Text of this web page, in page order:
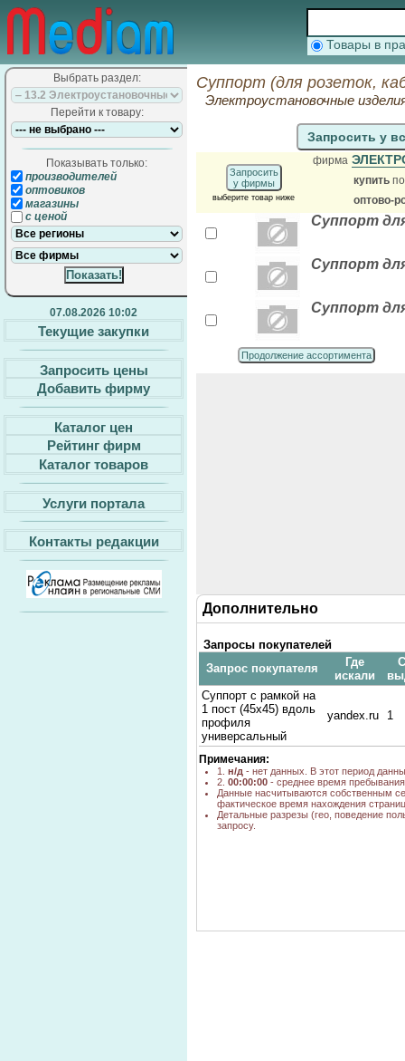
Товары в
Выбрать раздел:
Перейти к товару:
Показывать только:
производителей
оптовиков
магазины
с ценой
07.08.2026 10:02
Текущие закупки
Запросить цены
Добавить фирму
Каталог цен
Рейтинг фирм
Каталог товаров
Услуги портала
Контакты редакции
Суппорт (для розеток,
Электроустановочные
Запросить у
Запросить
у фирмы
выберите товар ниже
фирма
купить
оптово-
Суппорт
Суппорт
Суппорт
Продолжение ассортимента
Дополнительно
Запросы покупателей
Запрос покупателя
Где
искали
Суппорт с рамкой на
1 пост (45х45) вдоль
профиля
универсальный
yandex.ru 1
Примечания:
1. н/д - нет данных. В этот период
2. 00:00:00 - среднее время
Данные насчитываются собственным
фактическое время нахождения
Детальные разрезы (гео, поведение
запросу.